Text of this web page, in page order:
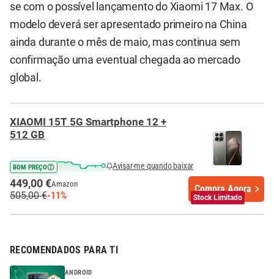
se com o possível lançamento do Xiaomi 17 Max. O
modelo deverá ser apresentado primeiro na China
ainda durante o mês de maio, mas continua sem
confirmação uma eventual chegada ao mercado
global.
Stock Limitado
XIAOMI 15T 5G Smartphone 12 +
512 GB
BOM PREÇO Avisar-me quando baixar
449,00 €Amazon
505,00 €-11%
Compra Agora
RECOMENDADOS PARA TI
ANDROID